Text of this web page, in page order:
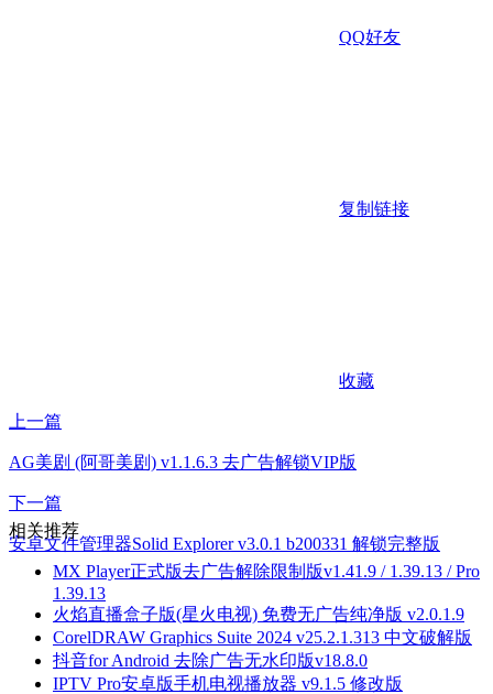
QQ好友
复制链接
收藏
上一篇
AG美剧 (阿哥美剧) v1.1.6.3 去广告解锁VIP版
下一篇
安卓文件管理器Solid Explorer v3.0.1 b200331 解锁完整版
相关推荐
MX Player正式版去广告解除限制版v1.41.9 / 1.39.13 / Pro
1.39.13
火焰直播盒子版(星火电视) 免费无广告纯净版 v2.0.1.9
CorelDRAW Graphics Suite 2024 v25.2.1.313 中文破解版
抖音for Android 去除广告无水印版v18.8.0
IPTV Pro安卓版手机电视播放器 v9.1.5 修改版